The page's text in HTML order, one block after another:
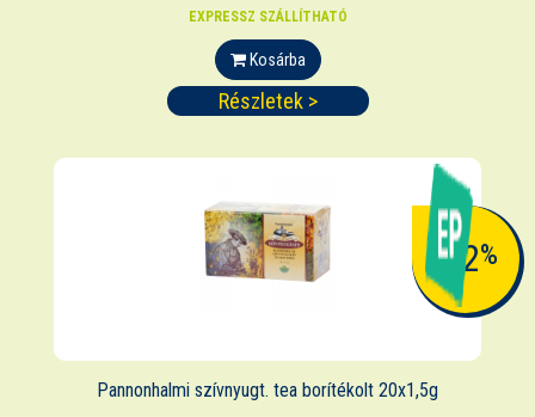
EXPRESSZ SZÁLLÍTHATÓ
Kosárba
Részletek >
-12%
Pannonhalmi szívnyugt. tea borítékolt 20x1,5g